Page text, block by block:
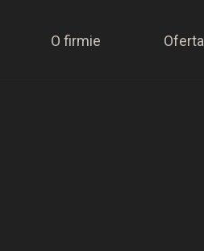
O firmie Oferta